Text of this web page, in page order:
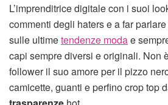
L’imprenditrice digitale con i suoi
commenti degli haters e a far
sulle ultimetendenze modae
capi sempre diversi e originali. Non
follower il suo amore per il pizzo
camicette, guanti e perfino crop top